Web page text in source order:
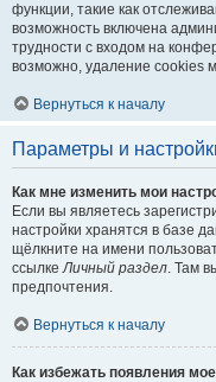
функции, такие как
возможность включена
трудности с входом на
возможно, удаление cookies
Вернуться к началу
Параметры и
Как мне изменить мои
Если вы являетесь
настройки хранятся в базе
щёлкните на имени
ссылкеЛичный раздел. Там
предпочтения.
Вернуться к началу
Как избежать появления